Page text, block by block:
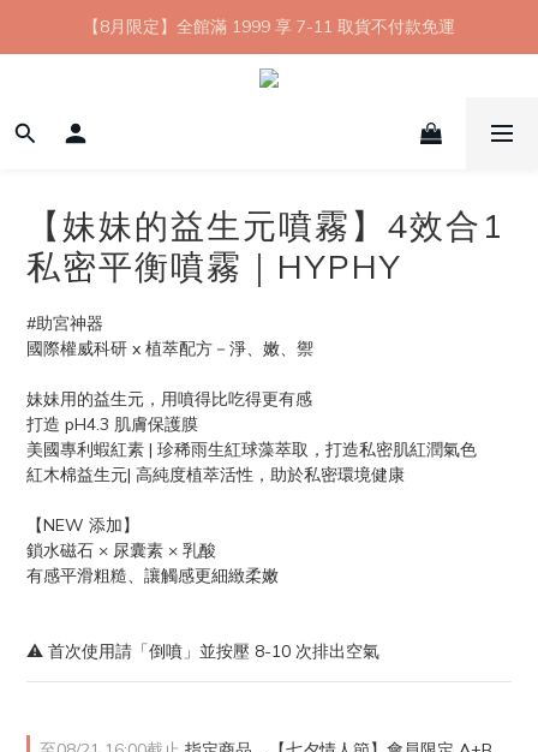
【8月限定】全館滿 1999 享 7-11 取貨不付款免運
七夕情人節💘任選 A+B 限時優惠 $1314 元
新會員首購 7-11 店到店免運 點我成為HYPHY Girl
【8月限定】全館滿 1999 享 7-11 取貨不付款免運
【妹妹的益生元噴霧】4效合1
私密平衡噴霧｜HYPHY
#助宮神器
國際權威科研 x 植萃配方－淨、嫩、禦
妹妹用的益生元，用噴得比吃得更有感
打造 pH4.3 肌膚保護膜
美國專利蝦紅素 | 珍稀雨生紅球藻萃取，打造私密肌紅潤氣色
紅木棉益生元| 高純度植萃活性，助於私密環境健康
【NEW 添加】
鎖水磁石 × 尿囊素 × 乳酸
有感平滑粗糙、讓觸感更細緻柔嫩
⚠ 首次使用請「倒噴」並按壓 8-10 次排出空氣